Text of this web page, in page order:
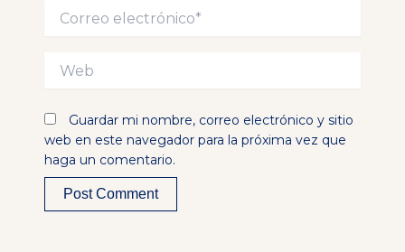
electrónico*
Guardar mi nombre, correo electrónico y sitio
web en este navegador para la próxima vez que
haga un comentario.